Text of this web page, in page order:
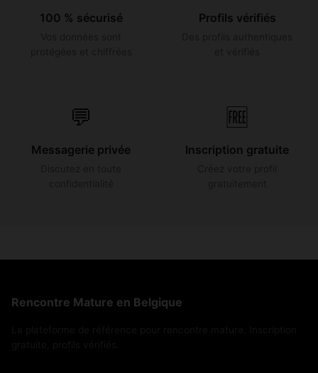
100 % sécurisé Profils vérifiés
💬
Messagerie privée
🆓
Inscription gratuite
Rencontre Mature en Belgique